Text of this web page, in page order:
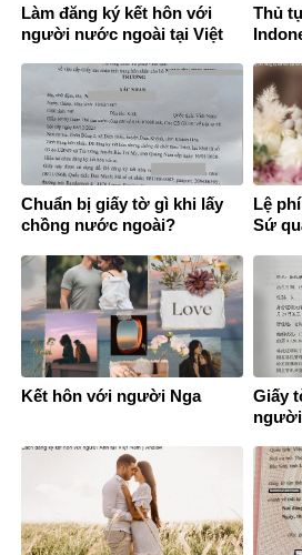
Làm đăng ký kết hôn với
người nước ngoài tại Việt
Thủ
Chuẩn bị giấy tờ gì khi lấy
chồng nước ngoài?
Lệ
Sứ
Kết hôn với người Nga
Giấy